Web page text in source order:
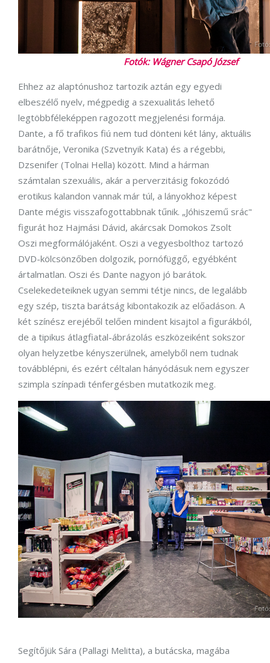
Fotók: Wágner Csapó József
Ehhez az alaptónushoz tartozik aztán egy egyedi
elbeszélő nyelv, mégpedig a szexualitás lehető
legtöbbféleképpen ragozott megjelenési formája.
Dante, a fő trafikos fiú nem tud dönteni két lány, aktuális
barátnője, Veronika (Szvetnyik Kata) és a régebbi,
Dzsenifer (Tolnai Hella) között. Mind a hárman
számtalan szexuális, akár a perverzitásig fokozódó
erotikus kalandon vannak már túl, a lányokhoz képest
Dante mégis visszafogottabbnak tűnik. „Jóhiszemű srác"
figurát hoz Hajmási Dávid, akárcsak Domokos Zsolt
Oszi megformálójaként. Oszi a vegyesbolthoz tartozó
DVD-kölcsönzőben dolgozik, pornófüggő, egyébként
ártalmatlan. Oszi és Dante nagyon jó barátok.
Cselekedeteiknek ugyan semmi tétje nincs, de legalább
egy szép, tiszta barátság kibontakozik az előadáson. A
két színész erejéből telően mindent kisajtol a figurákból,
de a tipikus átlagfiatal-ábrázolás eszközeiként sokszor
olyan helyzetbe kényszerülnek, amelyből nem tudnak
továbblépni, és ezért céltalan hányódásuk nem egyszer
szimpla színpadi ténfergésben mutatkozik meg.
Segítőjük Sára (Pallagi Melitta), a butácska, magába